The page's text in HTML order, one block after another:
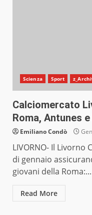
Scienza Sport
Calciomercato
Roma, Antunes
Emiliano Condò
LIVORNO- Il Livorno
di gennaio
giovani della Roma:...
Read More